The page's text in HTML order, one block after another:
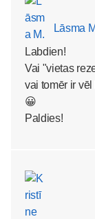
Lāsma
Labdien!
Vai "vietas
vai tomēr ir
😀
Paldies!